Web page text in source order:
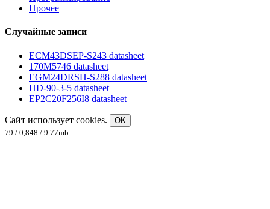
Прочее
Случайные записи
ECM43DSEP-S243 datasheet
170M5746 datasheet
EGM24DRSH-S288 datasheet
HD-90-3-5 datasheet
EP2C20F256I8 datasheet
Сайт использует cookies.
OK
79 / 0,848 / 9.77mb